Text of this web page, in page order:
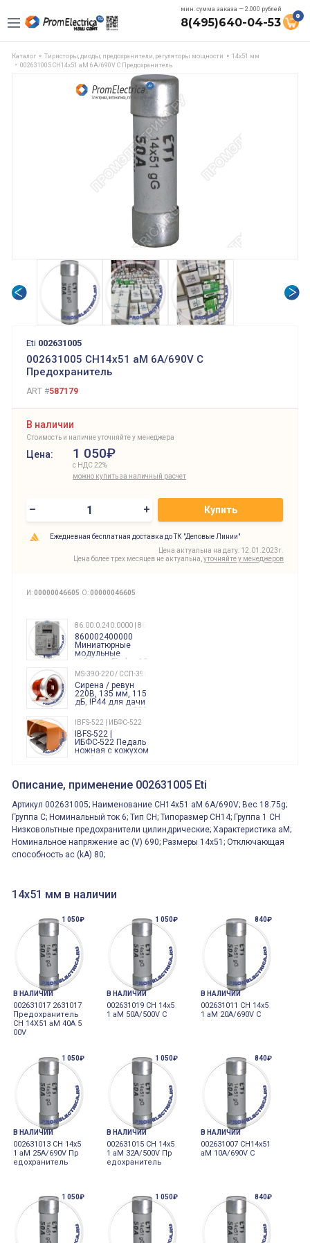
мин. сумма заказа — 2.000 рублей
8(495)640-04-53 0
Каталог Тиристоры, диоды, предохранители, регуляторы мощности
14х51 мм
002631005 CH14x51 aM 6A/690V C Предохранитель
Eti 002631005
002631005 CH14x51 aM 6A/690V C
Предохранитель
ART #587179
В наличии
Стоимость и наличие уточняйте у менеджера
Цена: 1 050₽
с НДС 22%
можно купить за наличный расчет
– + Купить
Ежедневная бесплатная доставка до ТК "Деловые Линии"
Цена актуальна на дату: 12.01.2023г.
Цена более трех месяцев не актуальна, уточняйте у менеджеров
И:00000046605 О:00000046605
86.00.0.240.0000 | 860002400000
860002400000
Миниатюрные
модульные
таймеры Finder, 12-
240 Вольт AC/DC
Finder
86.00.0.240.0000
MS-390-220 / ССП-390 220В
Сирена / ревун
220В, 135 мм, 115
дБ, IP44 для дачи
производства 220
Вольт звук ситены
"пожарная
тревога"
IBFS-522 | ИБФС-522
IBFS-522 |
ИБФС-522 Педаль
ножная с кожухом
двойная,
15Ампер 250В
XVR13M05L
Маячок
вращающийся
оранжевый
230VAC 130мм
ВКН8108
ВКН8108
Концевой
выключатель /
выключатель
реле времени
Описание, применение 002631005 Eti
Артикул 002631005; Наименование CH14x51 aM 6A/690V; Вес 18.75g;
Группа C; Номинальный ток 6; Тип CH; Типоразмер CH14; Группа 1 CH
Низковольтные предохранители цилиндрические; Характеристика aM;
Номинальное напряжение ac (V) 690; Размеры 14x51; Отключающая
способность ac (kA) 80;
14х51 мм в наличии
1 050₽
В НАЛИЧИИ
002631017 2631017
Предохранитель
CH 14X51 aM 40A 5
00V
1 050₽
В НАЛИЧИИ
002631019 CH 14x5
1 aM 50A/500V C
840₽
В НАЛИЧИИ
002631011 CH 14x5
1 aM 20A/690V C
1 050₽
В НАЛИЧИИ
002631013 CH 14x5
1 aM 25A/690V Пр
едохранитель
1 050₽
В НАЛИЧИИ
002631015 CH 14x5
1 aM 32A/500V Пр
едохранитель
840₽
В НАЛИЧИИ
002631007 CH14x51
aM 10A/690V C
1 050₽ 1 050₽ 840₽